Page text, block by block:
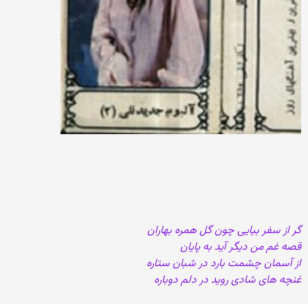
گر از سفر بیایی چون گل همره بهاران
قصه غم من دیگر آید به پایان
از آسمان چشمت بارد در شبان ستاره
غنچه های شادی روید در دلم دوباره